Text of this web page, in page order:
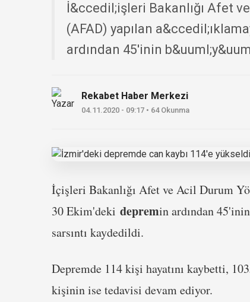
İ&ccedil;işleri Bakanlığı Afet
(AFAD) yapılan
ardından 45'inin
Rekabet Haber Merkezi
04.11.2020 - 09:17 • 64 Okunma
İçişleri Bakanlığı Afet ve Acil Durum
30 Ekim'deki depremin ardından
sarsıntı kaydedildi.
Depremde 114 kişi hayatını kaybetti,
kişinin ise tedavisi devam ediyor.